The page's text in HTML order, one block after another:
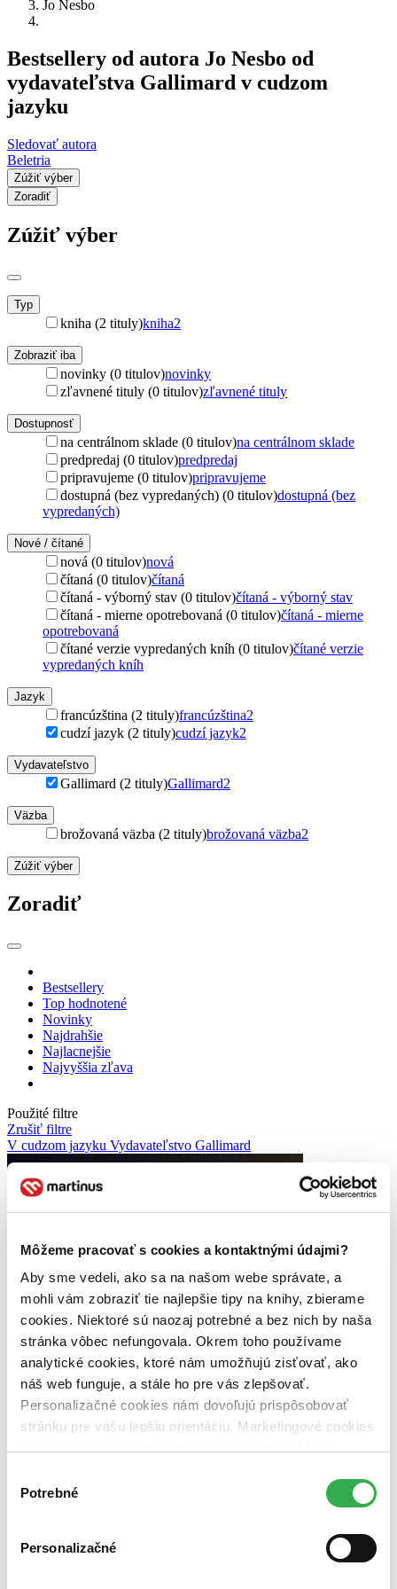
Môžeme pracovať s cookies a kontaktnými údajmi?
Aby sme vedeli, ako sa na našom webe správate, a
mohli vám zobraziť tie najlepšie tipy na knihy, zbierame
cookies. Niektoré sú naozaj potrebné a bez nich by naša
stránka vôbec nefungovala. Okrem toho používame
analytické cookies, ktoré nám umožňujú zisťovať, ako
náš web funguje, a stále ho pre vás zlepšovať.
Personalizačné cookies nám dovoľujú prispôsobovať
stránku pre vašu lepšiu orientáciu. Marketingové cookies
nám pomohlo, keby sme mohli používať všetky tieto
súhlasu
Potrebné
Personalizačné
Jo Nesbo
Bestsellery od autora Jo Nesbo od
vydavateľstva Gallimard v cudzom
jazyku
Sledovať autora
Beletria
Zúžiť výber
Zoradiť
Zúžiť výber
Typ
kniha (2 tituly)kniha2
Zobraziť iba
novinky (0 titulov)novinky
zľavnené tituly (0 titulov)zľavnené tituly
Dostupnosť
na centrálnom sklade (0 titulov)na centrálnom sklade
predpredaj (0 titulov)predpredaj
pripravujeme (0 titulov)pripravujeme
dostupná (bez vypredaných) (0 titulov)dostupná (bez
vypredaných)
Nové / čítané
nová (0 titulov)nová
čítaná (0 titulov)čítaná
čítaná - výborný stav (0 titulov)čítaná - výborný stav
čítaná - mierne opotrebovaná (0 titulov)čítaná - mierne
opotrebovaná
čítané verzie vypredaných kníh (0 titulov)čítané verzie
vypredaných kníh
Jazyk
francúzština (2 tituly)francúzština2
cudzí jazyk (2 tituly)cudzí jazyk2
Vydavateľstvo
Gallimard (2 tituly)Gallimard2
Väzba
brožovaná väzba (2 tituly)brožovaná väzba2
Zúžiť výber
Zoradiť
Bestsellery
Top hodnotené
Novinky
Najdrahšie
Najlacnejšie
Najvyššia zľava
Použité filtre
Zrušiť filtre
V cudzom jazyku Vydavateľstvo Gallimard